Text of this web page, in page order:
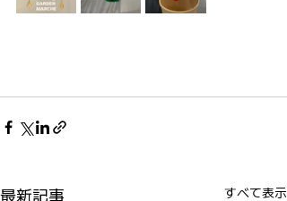
最新記事 すべて表示